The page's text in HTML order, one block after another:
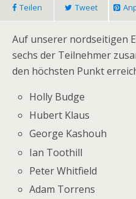
Teilen Tweet
Auf unserer nordseitigen
sechs der Teilnehmer
den höchsten Punkt
Holly Budge
Hubert Klaus
George Kashouh
Ian Toothill
Peter Whitfield
Adam Torrens